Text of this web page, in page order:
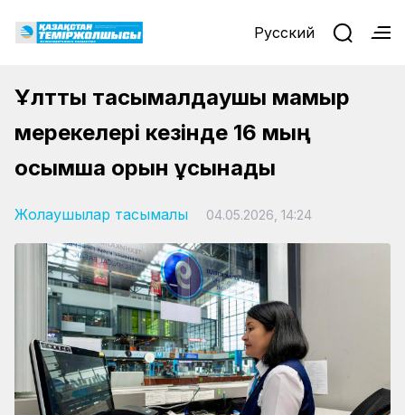
Русский
Ұлттық тасымалдаушы мамыр
мерекелері кезінде 16 мың
қосымша орын ұсынады
Жолаушылар тасымалы 04.05.2026, 14:24